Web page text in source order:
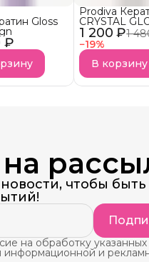
₽
Gloss
1 200 ₽1
−19%
Prodiva
CRYSTAL
Питательный
тонких и
осветленных
В корзину
чтобы быть
на обработку указанных
информационной и